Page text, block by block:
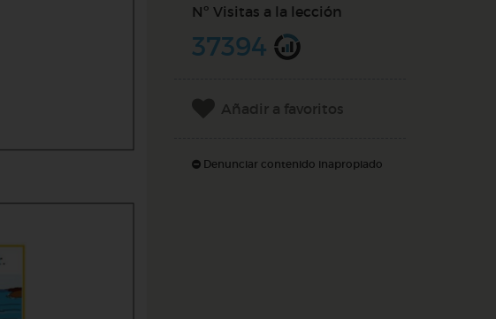
Nº Visitas a la lección
37394
Añadir a favoritos
Denunciar contenido inapropiado